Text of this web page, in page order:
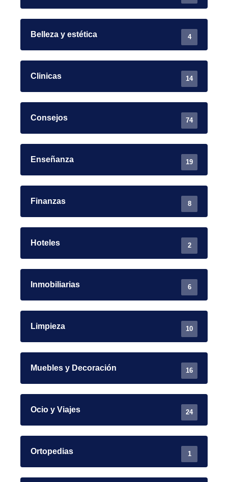
Belleza y estética 4
Clinicas 14
Consejos 74
Enseñanza 19
Finanzas 8
Hoteles 2
Inmobiliarias 6
Limpieza 10
Muebles y Decoración 16
Ocio y Viajes 24
Ortopedias 1